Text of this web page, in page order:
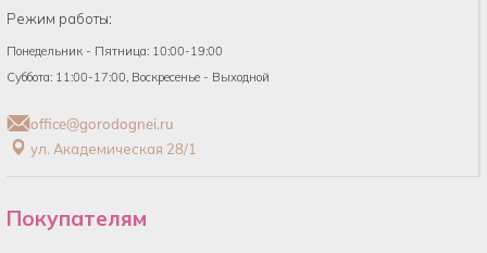
Режим работы:
Понедельник - Пятница: 10:00-19:00
Суббота: 11:00-17:00, Воскресенье - Выходной
office@gorodognei.ru
ул. Академическая 28/1
Покупателям